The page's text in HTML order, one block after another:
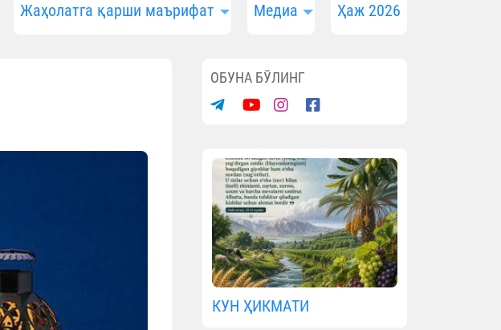
Жаҳолатга қарши маърифат Медиа Ҳаж 2026
ОБУНА БЎЛИНГ
КУН ҲИКМАТИ